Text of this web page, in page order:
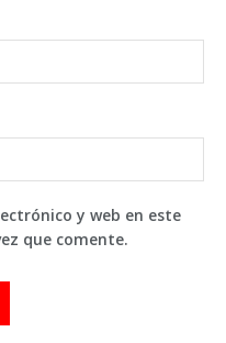
y web en este
que comente.